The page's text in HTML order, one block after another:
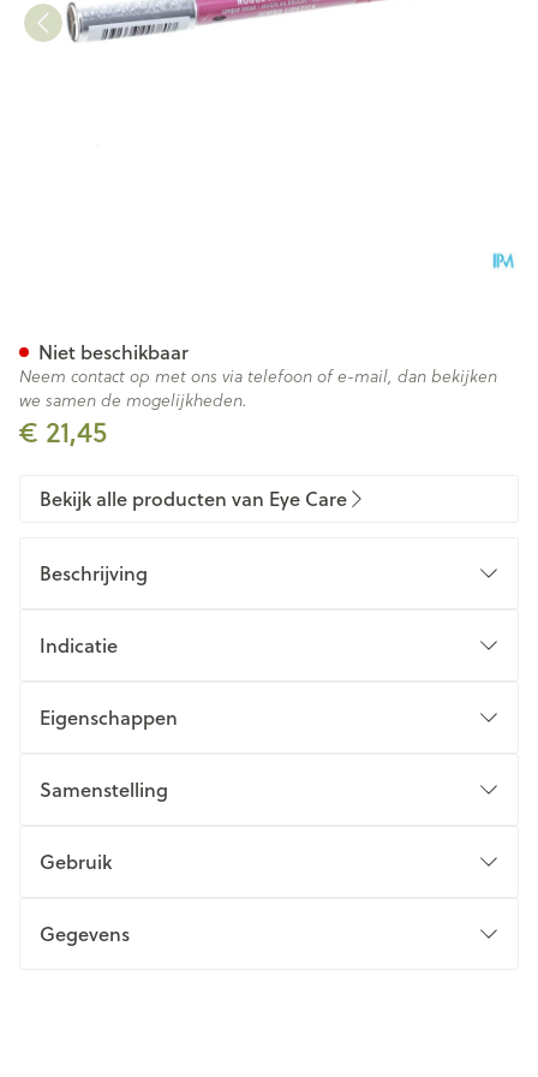
€ 21,45
Niet beschikbaar
Neem contact op met ons via telefoon of e-mail, dan bekijken
we samen de mogelijkheden.
Bekijk alle producten van Eye Care
Beschrijving
Indicatie
Eigenschappen
Samenstelling
Gebruik
Gegevens